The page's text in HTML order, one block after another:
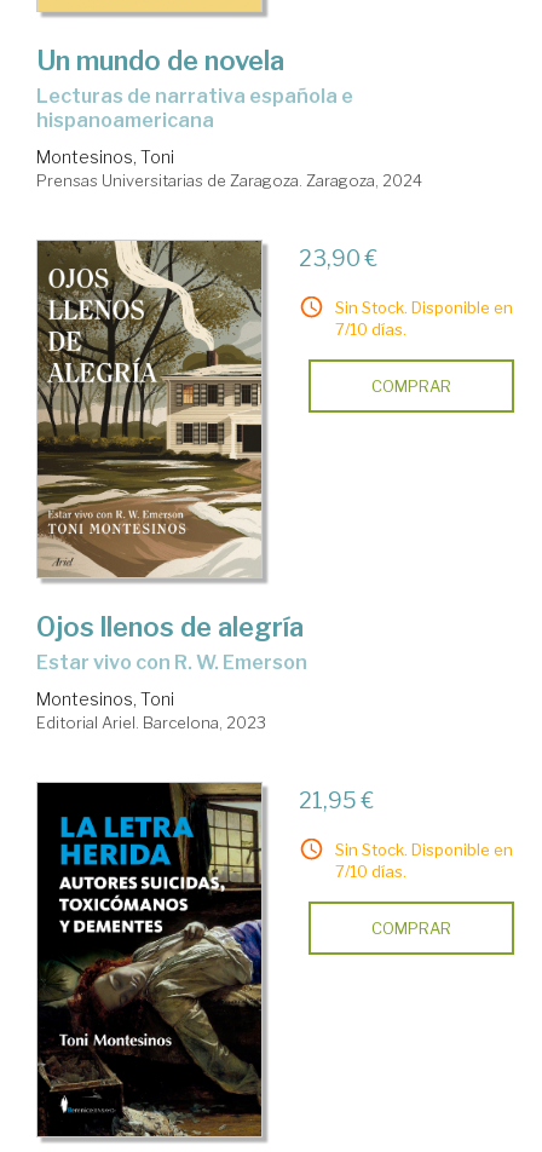
Un mundo de novela
Lecturas de narrativa española e
hispanoamericana
Montesinos, Toni
Prensas Universitarias de Zaragoza. Zaragoza, 2024
23,90 €
Sin Stock. Disponible en
7/10 días.
COMPRAR
Ojos llenos de alegría
estar vivo con R. W. Emerson
Montesinos, Toni
Editorial Ariel. Barcelona, 2023
21,95 €
Sin Stock. Disponible en
7/10 días.
COMPRAR